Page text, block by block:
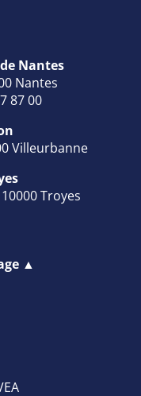
Nantes
Nantes
87 00
Villeurbanne
Troyes
▲